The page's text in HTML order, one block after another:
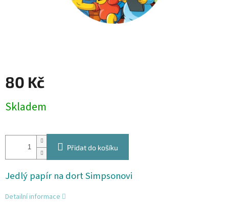
80 Kč
cena:
Skladem
Přidat do košíku
Jedlý papír na dort Simpsonovi
Detailní informace